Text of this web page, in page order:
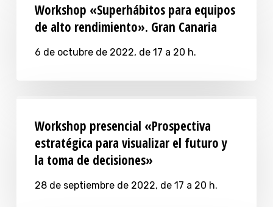
Workshop «Superhábitos para equipos
de alto rendimiento». Gran Canaria
6 de octubre de 2022, de 17 a 20 h.
Workshop presencial «Prospectiva
estratégica para visualizar el futuro y
la toma de decisiones»
28 de septiembre de 2022, de 17 a 20 h.